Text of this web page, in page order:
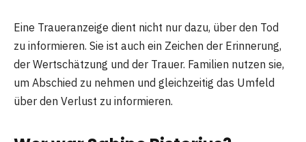
Eine Traueranzeige dient nicht nur dazu, über den Tod
zu informieren. Sie ist auch ein Zeichen der Erinnerung,
der Wertschätzung und der Trauer. Familien nutzen sie,
um Abschied zu nehmen und gleichzeitig das Umfeld
über den Verlust zu informieren.